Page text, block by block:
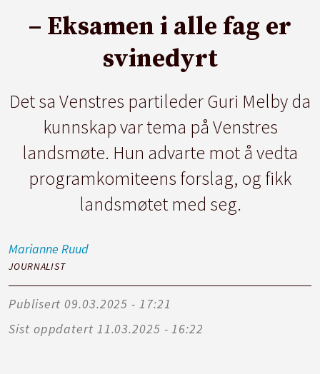
– Eksamen i alle fag er
svinedyrt
Det sa Venstres partileder Guri Melby da
kunnskap var tema på Venstres
landsmøte. Hun advarte mot å vedta
programkomiteens forslag, og fikk
landsmøtet med seg.
Marianne Ruud
JOURNALIST
Publisert
09.03.2025 - 17:21
Sist oppdatert
11.03.2025 - 16:22